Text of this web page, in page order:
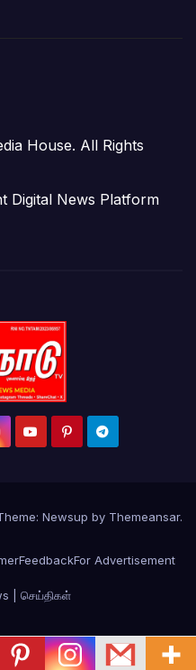
House. All Rights
Digital News Platform
Newsup by Themeansar.
FeedbackFor Advertisement
| செய்திகள்